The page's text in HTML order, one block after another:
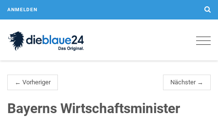
ANMELDEN
← Vorheriger Nächster →
Bayerns Wirtschaftsminister